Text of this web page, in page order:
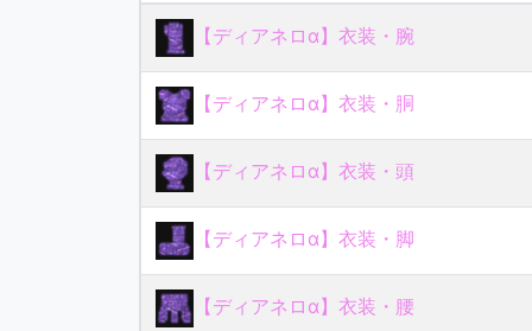
【ディアネロα】衣装・腕
【ディアネロα】衣装・胴
【ディアネロα】衣装・頭
【ディアネロα】衣装・脚
【ディアネロα】衣装・腰